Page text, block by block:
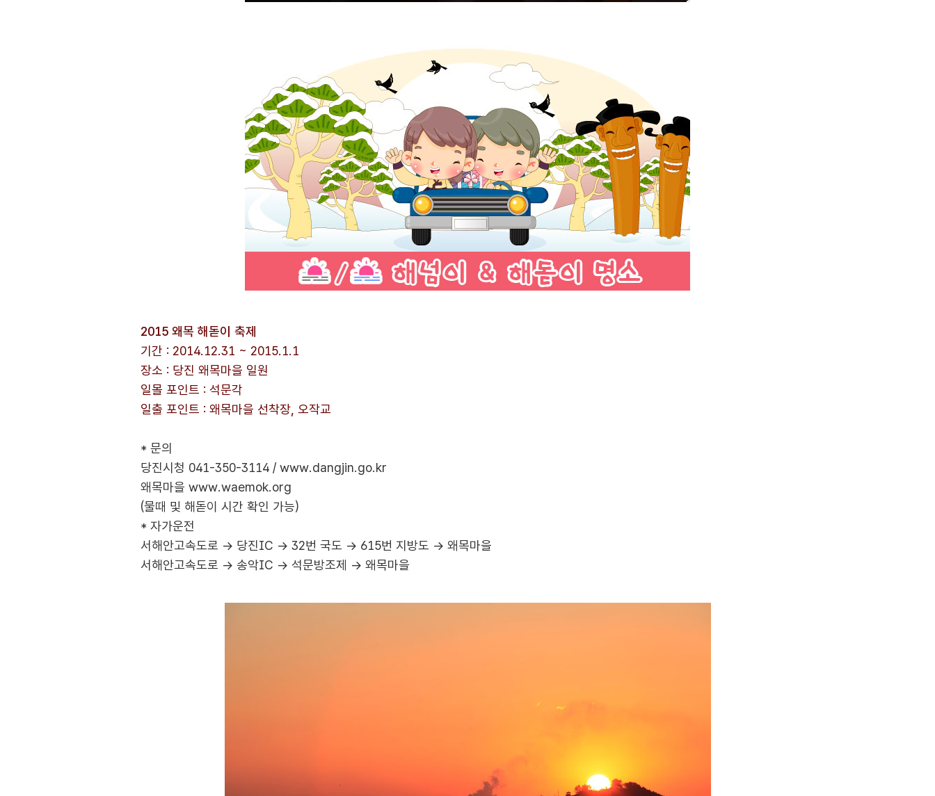
2015 왜목 해돋이 축제
기간 : 2014.12.31 ~ 2015.1.1
장소 : 당진 왜목마을 일원
일몰 포인트 : 석문각
일출 포인트 : 왜목마을 선착장, 오작교
* 문의
당진시청 041-350-3114 / www.dangjin.go.kr
왜목마을 www.waemok.org
(물때 및 해돋이 시간 확인 가능)
* 자가운전
서해안고속도로 → 당진IC → 32번 국도 → 615번 지방도 → 왜목마을
서해안고속도로 → 송악IC → 석문방조제 → 왜목마을